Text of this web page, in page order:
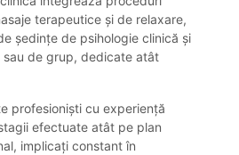
terapeutice și de relaxare,
ședințe de psihologie clinică și
de grup, dedicate atât
profesioniști cu experiență
efectuate atât pe plan
implicați constant în